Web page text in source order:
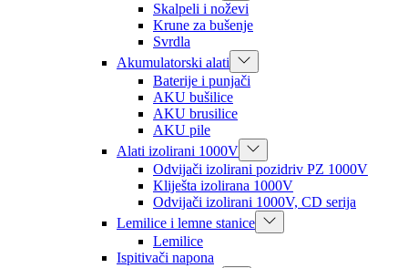
Skalpeli i noževi
Krune za bušenje
Svrdla
Akumulatorski alati
Baterije i punjači
AKU bušilice
AKU brusilice
AKU pile
Alati izolirani 1000V
Odvijači izolirani pozidriv PZ 1000V
Kliješta izolirana 1000V
Odvijači izolirani 1000V, CD serija
Lemilice i lemne stanice
Lemilice
Ispitivači napona